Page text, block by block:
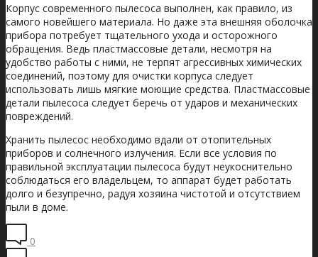
Корпус современного пылесоса выполнен, как правило, из
самого новейшего материала. Но даже эта внешняя оболочка
прибора потребует тщательного ухода и осторожного
обращения. Ведь пластмассовые детали, несмотря на
удобство работы с ними, не терпят агрессивных химических
соединений, поэтому для очистки корпуса следует
использовать лишь мягкие моющие средства. Пластмассовые
детали пылесоса следует беречь от ударов и механических
повреждений.
Хранить пылесос необходимо вдали от отопительных
приборов и солнечного излучения. Если все условия по
правильной эксплуатации пылесоса будут неукоснительно
соблюдаться его владельцем, то аппарат будет работать
долго и безупречно, радуя хозяина чистотой и отсутствием
пыли в доме.
0